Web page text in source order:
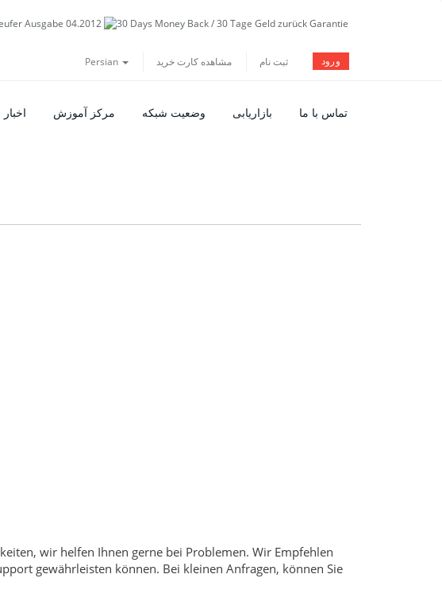
Persian مشاهده کارت خرید ثبت نام ورود
اخبار مرکز آموزش وضعیت شبکه بازاریابی تماس با ما
wir helfen Ihnen gerne bei Problemen. Wir Empfehlen
gewährleisten können. Bei kleinen Anfragen, können Sie